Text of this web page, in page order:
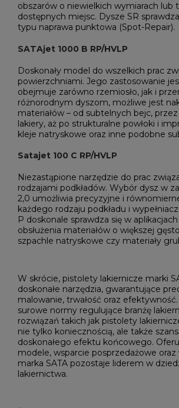
obszarów o niewielkich wymiarach lub
dostępnych miejsc. Dysze SR
typu naprawa punktowa (Spot-Repair).
SATAjet 1000 B RP/HVLP
Doskonały model do wszelkich prac
powierzchniami. Jego zastosowanie
obejmuje zarówno rzemiosło, jak i
różnorodnym dyszom, możliwe jest
materiałów – od subtelnych bejc,
lakiery, aż po strukturalne powłoki i
kleje natryskowe oraz inne podobne
Satajet 100 C RP/HVLP
Niezastąpione narzędzie do prac
rodzajami podkładów. Wybór dysz w
2,0 umożliwia precyzyjne i
każdego rodzaju podkładu i
P doskonale sprawdza się w
obsłużenia materiałów o większej
szpachle natryskowe czy materiały
W skrócie, pistolety lakiernicze marki
doskonałe narzędzia, gwarantujące
malowanie, trwałość oraz
surowe normy regulujące branżę
rozwiązań takich jak pistolety
nie tylko koniecznością, ale także
doskonałego efektu końcowego.
modele, wsparcie posprzedażowe oraz
marka SATA pozostaje liderem w
lakiernictwa.